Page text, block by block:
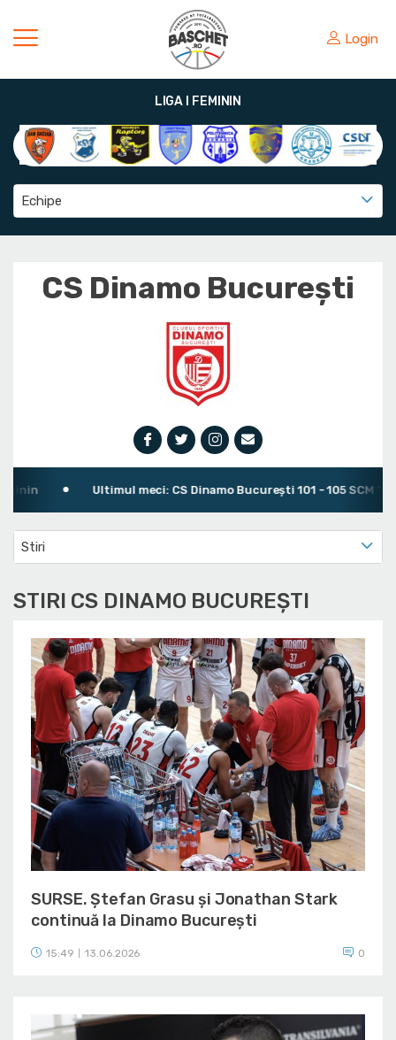
Login
LIGA I FEMININ
Echipe
CS Dinamo Bucureşti
Ultimul meci: CS Dinamo Bucureşti 101 - 105 SCM "U"
Stiri
STIRI CS DINAMO BUCUREŞTI
SURSE. Ștefan Grasu și Jonathan Stark
continuă la Dinamo București
15:49 13.06.2026 0